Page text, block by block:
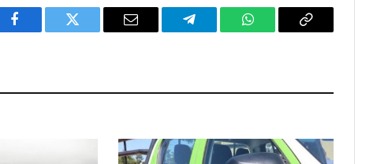
Facebook Twitter Email Telegram WhatsAppCopy